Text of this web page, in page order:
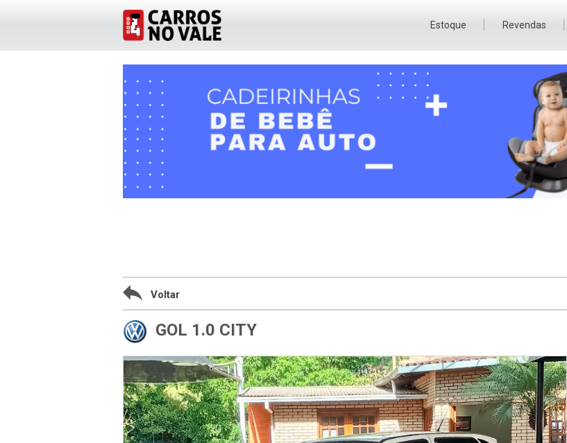
Estoque Revendas
Voltar
GOL 1.0 CITY